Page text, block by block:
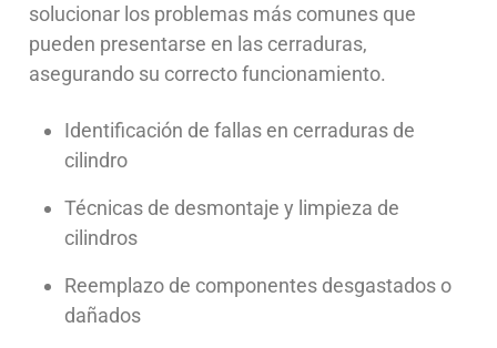
solucionar los problemas más comunes que
pueden presentarse en las cerraduras,
asegurando su correcto funcionamiento.
Identificación de fallas en cerraduras de
cilindro
Técnicas de desmontaje y limpieza de
cilindros
Reemplazo de componentes desgastados o
dañados